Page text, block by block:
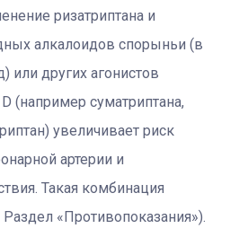
ризатриптана и
алкалоидов спорыньи (в
или других агонистов
(например суматриптана,
увеличивает риск
артерии и
Такая комбинация
«Противопоказания»).